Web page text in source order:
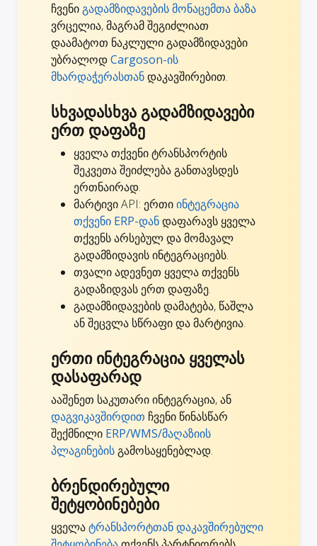
ჩვენიგადამზიდავების მონაცემთა ბაზა
ვრცელია, მაგრამ შეგიძლიათ
დაამატოთ ნაკლული გადამზიდავები
უბრალოდCargoson-ის
მხარდაჭერასთანდაკავშირებით.
სხვადასხვა გადამზიდავები
ერთ დაფაზე
ყველა თქვენი ტრანსპორტის
შეკვეთა შეიძლება განთავსდეს
ერთნაირად.
მარტივი API: ერთიინტეგრაცია
თქვენი ERP-დანდაფარავს ყველა
თქვენს არსებულ და მომავალ
გადამზიდავის ინტეგრაციებს.
თვალი ადევნეთ ყველა თქვენს
გადაზიდვას ერთ დაფაზე.
გადამზიდავების დამატება, წაშლა
ან შეცვლა სწრაფი და მარტივია.
ერთი ინტეგრაცია ყველას
დასაფარად
ააშენეთ საკუთარი ინტეგრაცია, ან
დაგვიკავშირდით ჩვენი წინასწარ
შექმნილი ERP/WMS/მაღაზიის
პლაგინებისგამოსაყენებლად.
ბრენდირებული
შეტყობინებები
ყველატრანსპორტთან დაკავშირებული